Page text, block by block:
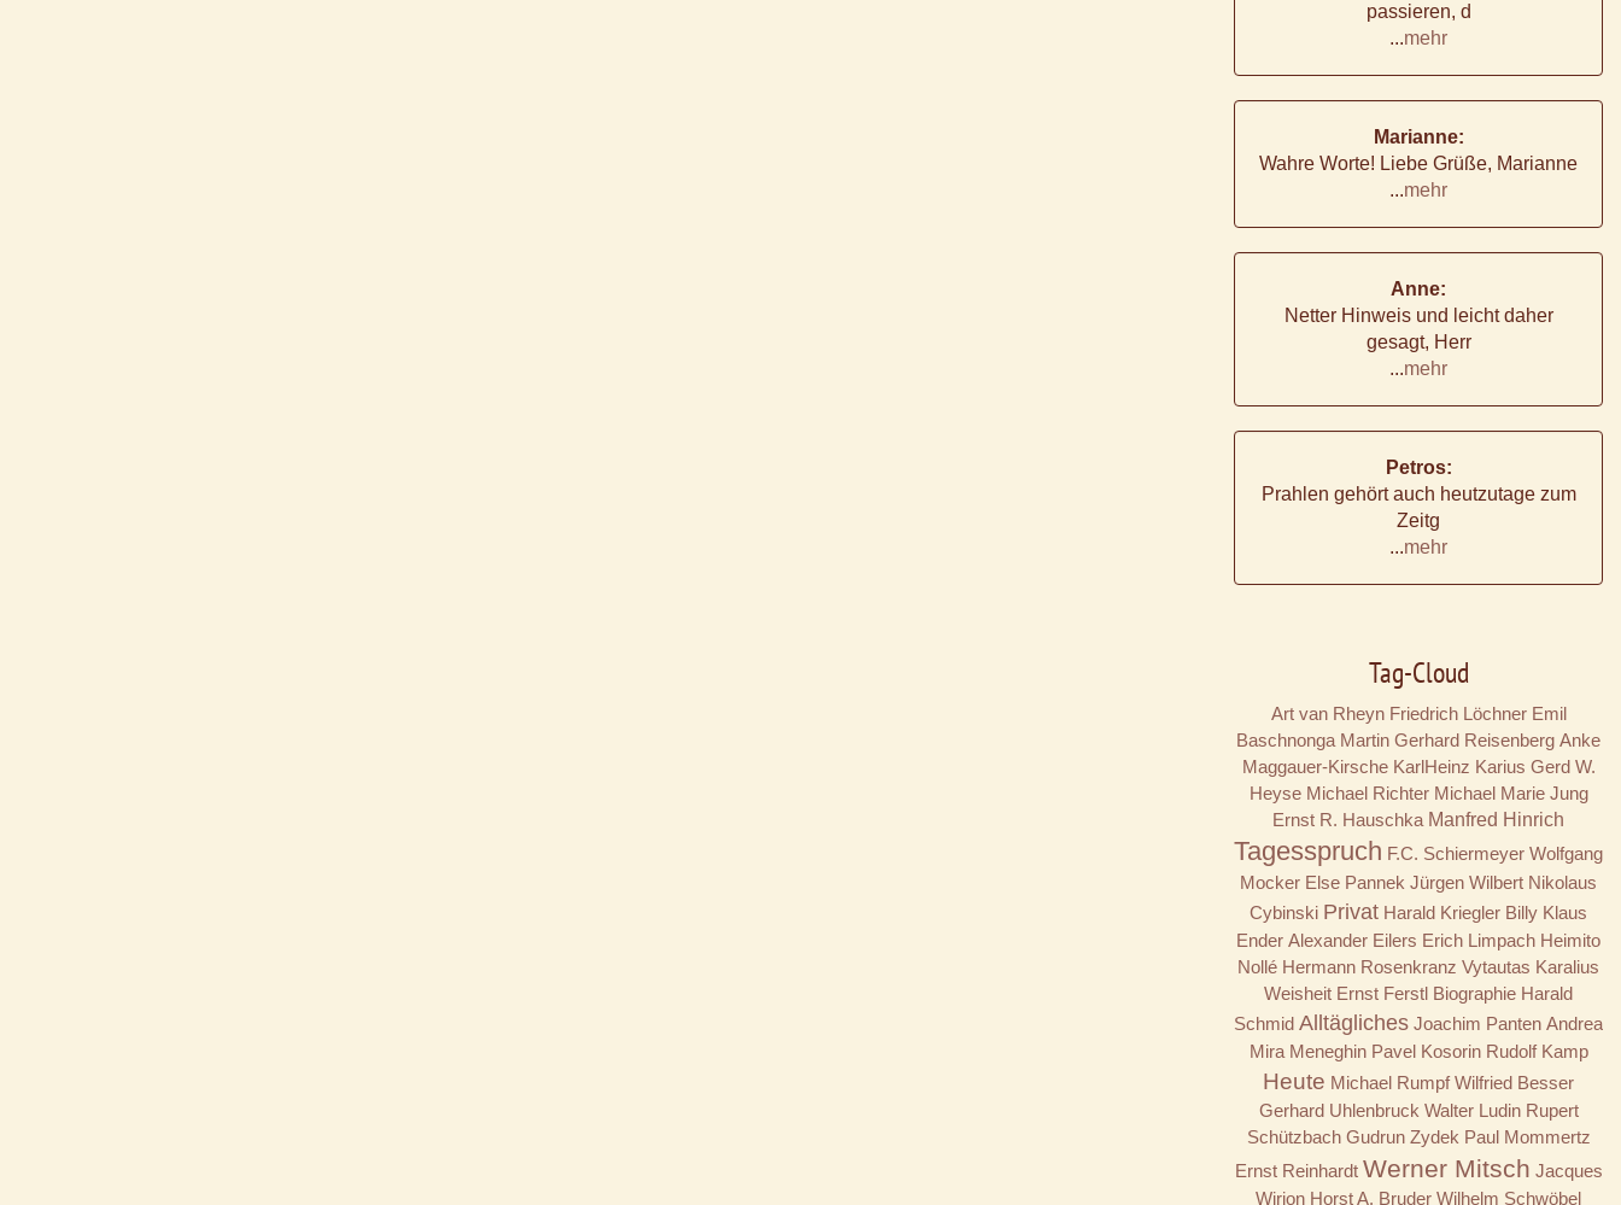
passieren, d
...mehr
Marianne:
Wahre Worte! Liebe Grüße, Marianne
...mehr
Anne:
Netter Hinweis und leicht daher
gesagt, Herr
...mehr
Petros:
Prahlen gehört auch heutzutage zum
Zeitg
...mehr
Tag-Cloud
Art van Rheyn Friedrich Löchner Emil
Baschnonga Martin Gerhard Reisenberg Anke
Maggauer-Kirsche KarlHeinz Karius Gerd W.
Heyse Michael Richter Michael Marie Jung
Ernst R. Hauschka Manfred Hinrich
Tagesspruch F.C. Schiermeyer Wolfgang
Mocker Else Pannek Jürgen Wilbert Nikolaus
Cybinski Privat Harald Kriegler Billy Klaus
Ender Alexander Eilers Erich Limpach Heimito
Nollé Hermann Rosenkranz Vytautas Karalius
Weisheit Ernst Ferstl Biographie Harald
Schmid Alltägliches Joachim Panten Andrea
Mira Meneghin Pavel Kosorin Rudolf Kamp
Heute Michael Rumpf Wilfried Besser
Gerhard Uhlenbruck Walter Ludin Rupert
Schützbach Gudrun Zydek Paul Mommertz
Ernst Reinhardt Werner Mitsch Jacques
Wirion Horst A. Bruder Wilhelm Schwöbel